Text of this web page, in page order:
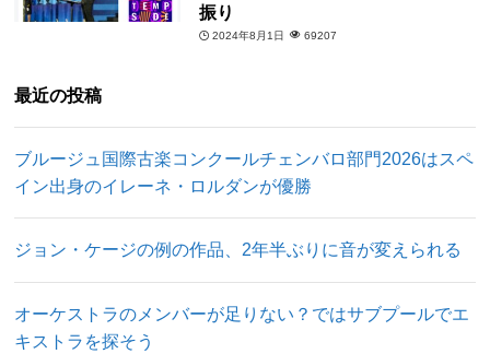
振り
2024年8月1日 69207
最近の投稿
ブルージュ国際古楽コンクールチェンバロ部門2026はスペ
イン出身のイレーネ・ロルダンが優勝
ジョン・ケージの例の作品、2年半ぶりに音が変えられる
オーケストラのメンバーが足りない？ではサブプールでエ
キストラを探そう